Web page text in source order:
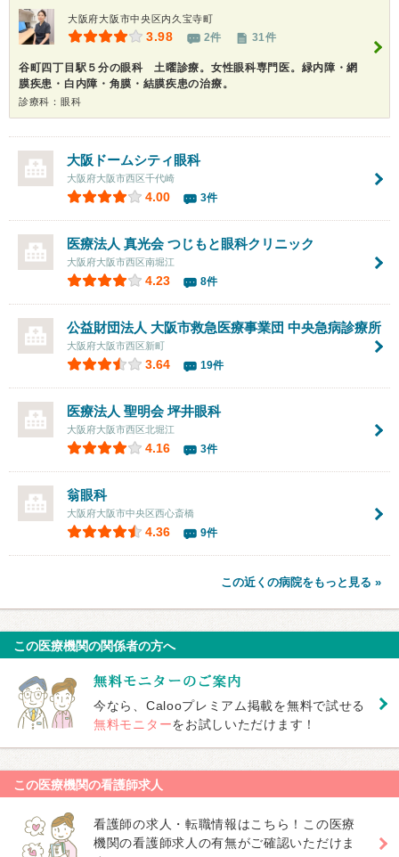
大阪府大阪市中央区内久宝寺町
3.98 2件 31件
谷町四丁目駅５分の眼科 土曜診療。女性眼科専門医。緑内障・網
膜疾患・白内障・角膜・結膜疾患の治療。
診療科：眼科
大阪ドームシティ眼科
大阪府大阪市西区千代崎
4.00 3件
医療法人 真光会 つじもと眼科クリニック
大阪府大阪市西区南堀江
4.23 8件
公益財団法人 大阪市救急医療事業団 中央急病診療所
大阪府大阪市西区新町
3.64 19件
医療法人 聖明会坪井眼科
大阪府大阪市西区北堀江
4.16 3件
翁眼科
大阪府大阪市中央区西心斎橋
4.36 9件
この近くの病院をもっと見る »
この医療機関の関係者の方へ
今なら、Calooプレミアム掲載を無料で試せる
無料モニターをお試しいただけます！
この医療機関の看護師求人
看護師の求人・転職情報はこちら！この医療
機関の看護師求人の有無がご確認いただけま